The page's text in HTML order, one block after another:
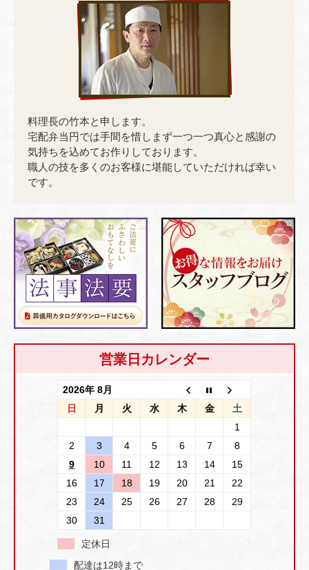
料理長の竹本と申します。
宅配弁当円では手間を惜しまず一つ一つ真心と感謝の
気持ちを込めてお作りしております。
職人の技を多くのお客様に堪能していただければ幸い
です。
営業日カレンダー
2026年 8月
日
月 火 水 木 金
土
1
2
3 4 5 6 7
8
9
10 11 12 13 14
15
16
17 18 19 20 21
22
23
24 25 26 27 28
29
30
31
定休日
配達は12時まで